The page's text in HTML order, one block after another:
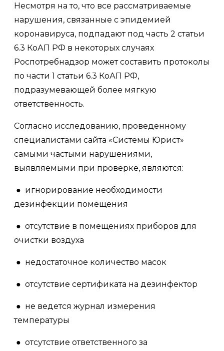
Несмотря на то, что все рассматриваемые
нарушения, связанные с эпидемией
коронавируса, подпадают под часть 2 статьи
6.3 КоАП РФ в некоторых случаях
Роспотребнадзор может составить протоколы
по части 1 статьи 6.3 КоАП РФ,
подразумевающей более мягкую
ответственность.
Согласно исследованию, проведенному
специалистами сайта «Системы Юрист»
самыми частыми нарушениями,
выявляемыми при проверке, являются:
● игнорирование необходимости
дезинфекции помещения
● отсутствие в помещениях приборов для
очистки воздуха
● недостаточное количество масок
● отсутствие сертификата на дезинфектор
● не ведется журнал измерения
температуры
● отсутствие ответственного за